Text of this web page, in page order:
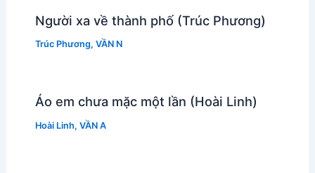
Người xa về thành phố (Trúc Phương)
Trúc Phương, VẦN N
Áo em chưa mặc một lần (Hoài Linh)
Hoài Linh, VẦN A